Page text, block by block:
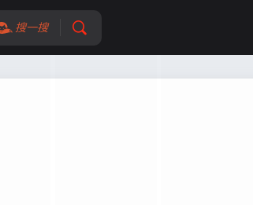
搜一搜